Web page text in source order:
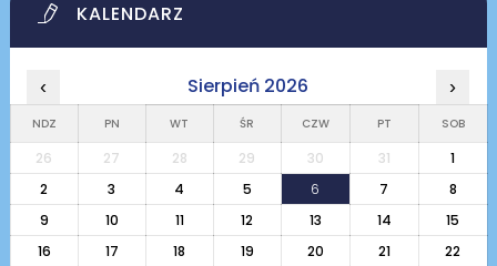
KALENDARZ
‹ Sierpień 2026 ›
NDZ PN WT ŚR CZW PT SOB
26 27 28 29 30 31
1
2
3 4 5 6 7
8
9
10 11 12 13 14
15
16
17 18 19 20 21
22